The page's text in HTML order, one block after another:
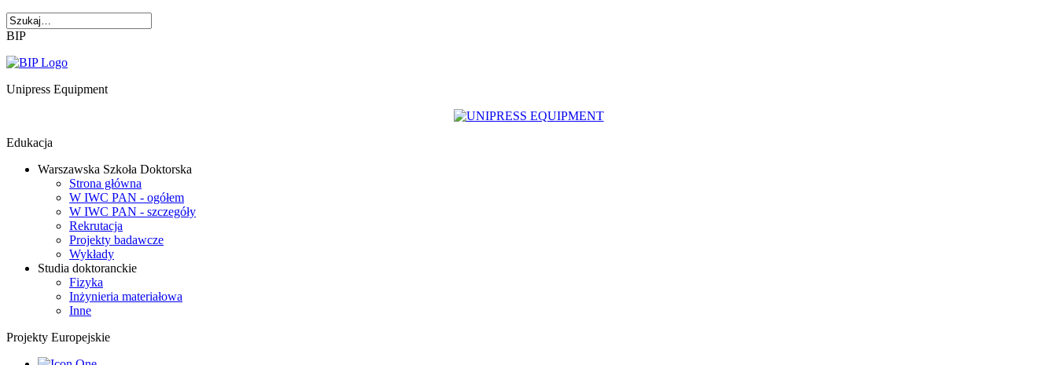
BIP
Unipress Equipment
Edukacja
Warszawska Szkoła Doktorska
Strona główna
W IWC PAN - ogółem
W IWC PAN - szczegóły
Rekrutacja
Projekty badawcze
Wykłady
Studia doktoranckie
Fizyka
Inżynieria materiałowa
Inne
Projekty Europejskie